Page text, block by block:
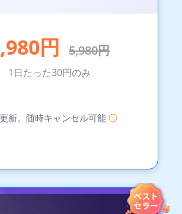
円 5,980円
1日たった30円のみ
新。随時キャンセル可能